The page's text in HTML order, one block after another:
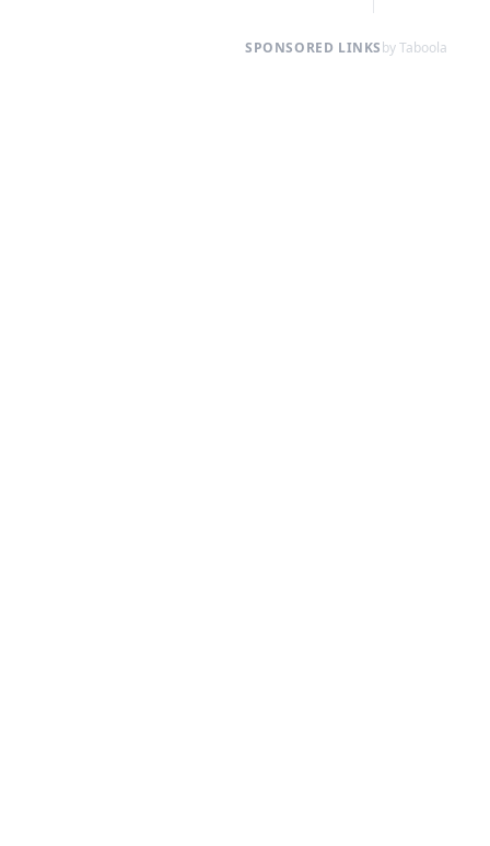
SPONSORED LINKSby Taboola